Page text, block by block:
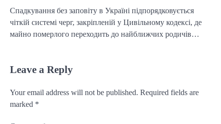
Спадкування без заповіту в Україні підпорядковується
чіткій системі черг, закріпленій у Цивільному кодексі, де
майно померлого переходить до найближчих родичів…
Leave a Reply
Your email address will not be published. Required fields are
marked *